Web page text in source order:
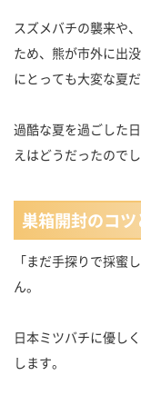
スズメバチの襲来や
ため、熊が市外に出
にとっても大変な夏
過酷な夏を過ごした
えはどうだったので
巣箱開封のコ
「まだ手探りで採蜜
ん。
日本ミツバチに優し
します。